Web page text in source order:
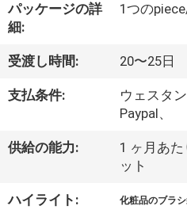
に
つ
い
場
パッケージの詳
細:
1つの
受渡し時間: 20〜25日
支払条件:
ウェスタ
Paypal、
供給の能力:
1 ヶ月あ
ット
ハイライト: 化粧品のブラ